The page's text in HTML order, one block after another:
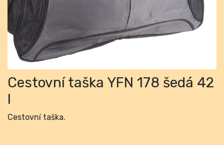
Cestovní taška YFN 178 šedá 42
l
Cestovní taška.